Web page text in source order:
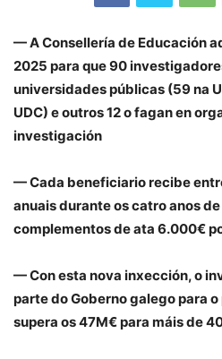
— A Consellería de Educación
2025 para que 90
universidades públicas (59 na
UDC) e outros 12 o fagan en
investigación
— Cada beneficiario recibe
anuais durante os catro anos
complementos de ata 6.000€
— Con esta nova inxección, o
parte do Goberno galego para
supera os 47M€ para máis de